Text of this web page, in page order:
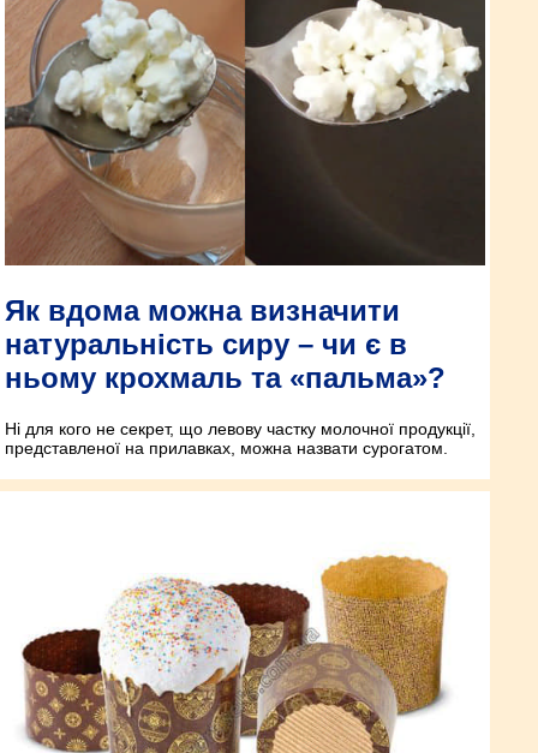
Як вдома можна визначити
натуральність сиру – чи є в
ньому крохмаль та «пальма»?
Ні для кого не секрет, що левову частку молочної продукції,
представленої на прилавках, можна назвати сурогатом.